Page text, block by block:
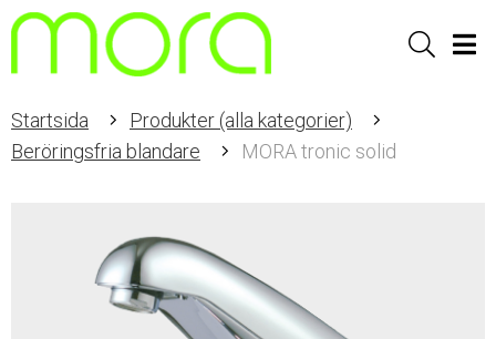
Sök
Startsida
Produkter (alla kategorier)
Beröringsfria blandare
MORA tronic solid